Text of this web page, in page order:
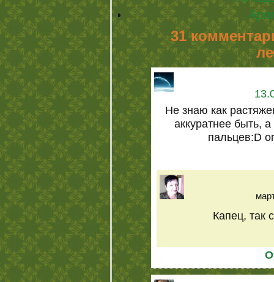
31
Не знаю как
аккуратнее быть,
пальцев:D
Капец, так